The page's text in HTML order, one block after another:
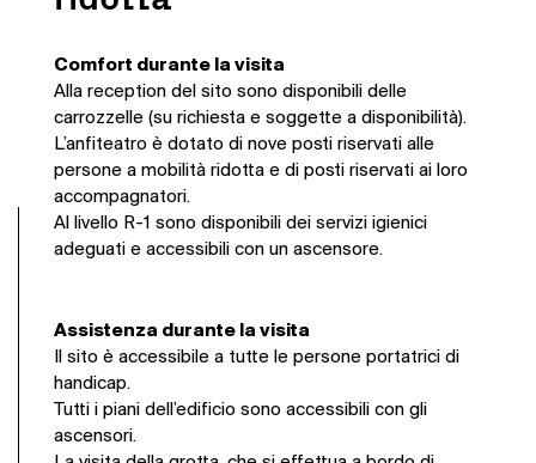
Comfort durante la visita
Alla reception del sito sono disponibili delle
carrozzelle (su richiesta e soggette a disponibilità).
L’anfiteatro è dotato di nove posti riservati alle
persone a mobilità ridotta e di posti riservati ai loro
accompagnatori.
Al livello R-1 sono disponibili dei servizi igienici
adeguati e accessibili con un ascensore.
Assistenza durante la visita
Il sito è accessibile a tutte le persone portatrici di
handicap.
Tutti i piani dell’edificio sono accessibili con gli
ascensori.